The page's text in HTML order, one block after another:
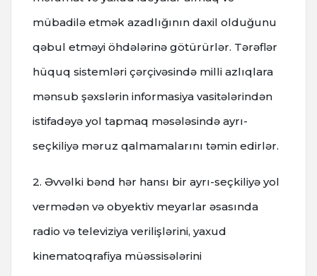
mübadilə etmək azadlığının daxil olduğunu
qəbul etməyi öhdələrinə götürürlər. Tərəflər
hüquq sistemləri çərçivəsində milli azlıqlara
mənsub şəxslərin informasiya vasitələrindən
istifadəyə yol tapmaq məsələsində ayrı-
seçkiliyə məruz qalmamalarını təmin edirlər.
2. Əvvəlki bənd hər hansı bir ayrı-seçkiliyə yol
vermədən və obyektiv meyarlar əsasında
radio və televiziya verilişlərini, yaxud
kinematoqrafiya müəssisələrini